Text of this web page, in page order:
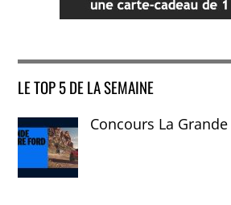
LE TOP 5 DE LA SEMAINE
Concours La